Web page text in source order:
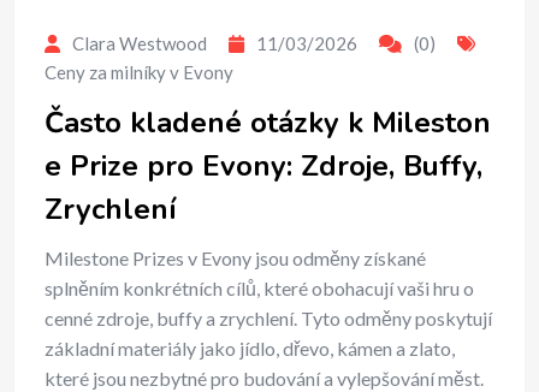
Clara Westwood 11/03/2026
(0)
Ceny za milníky v Evony
Často kladené otázky k Mileston
e Prize pro Evony: Zdroje, Buffy,
Zrychlení
Milestone Prizes v Evony jsou odměny získané
splněním konkrétních cílů, které obohacují vaši hru o
cenné zdroje, buffy a zrychlení. Tyto odměny poskytují
základní materiály jako jídlo, dřevo, kámen a zlato,
které jsou nezbytné pro budování a vylepšování měst.